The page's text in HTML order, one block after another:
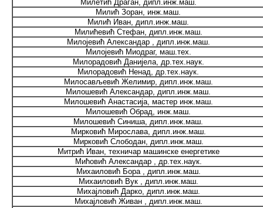
Милетић Драган, дипл.инж.маш.
Милић Зоран, инж.маш.
Милић Иван, дипл.инж.маш.
Милићевић Стефан, дипл.инж.маш.
Милојевић Александар , дипл.инж.маш.
Милојевић Миодраг, маш.тех.
Милорадовић Данијела, др.тех.наук.
Милорадовић Ненад, др.тех.наук.
Милосављевић Желимир, дипл.инж.маш.
Милошевић Александар, дипл.инж.маш.
Милошевић Анастасија, мастер инж.маш.
Милошевић Обрад, инж.маш.
Милошевић Синиша, дипл.инж.маш.
Мирковић Мирослава, дипл.инж.маш.
Мирковић Слободан, дипл.инж.маш.
Митрић Иван, техничар машинске енергетике
Мићовић Александар , др.тех.наук.
Михаиловић Бора , дипл.инж.маш.
Михаиловић Вук , дипл.инж.маш.
Михајловић Дарко, дипл.инж.маш.
Михајловић Живан , дипл.инж.маш.